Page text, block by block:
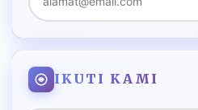
IKUTI KAMI